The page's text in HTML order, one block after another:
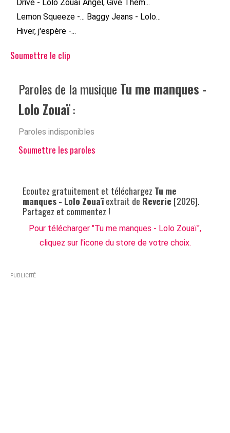
Drive - Lolo Zouaï Angel, Give Them...
Lemon Squeeze -... Baggy Jeans - Lolo...
Hiver, j'espère -...
Soumettre le clip
Paroles de la musique Tu me manques -
Lolo Zouaï:
Paroles indisponibles
Soumettre les paroles
Ecoutez gratuitement et téléchargez Tu me
manques - Lolo Zouaïextrait deReverie [2026].
Partagez et commentez !
Pour télécharger "Tu me manques - Lolo Zouaï",
cliquez sur l'icone du store de votre choix.
PUBLICITÉ